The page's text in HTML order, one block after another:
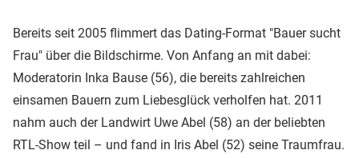
Bereits seit 2005 flimmert das Dating-Format "Bauer sucht
Frau" über die Bildschirme. Von Anfang an mit dabei:
Moderatorin Inka Bause (56), die bereits zahlreichen
einsamen Bauern zum Liebesglück verholfen hat. 2011
nahm auch der Landwirt Uwe Abel (58) an der beliebten
RTL-Show teil – und fand in Iris Abel (52) seine Traumfrau.